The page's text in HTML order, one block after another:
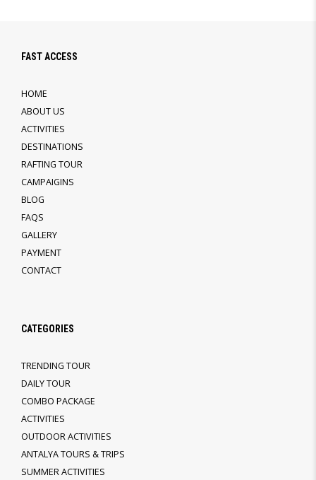
FAST ACCESS
HOME
ABOUT US
ACTIVITIES
DESTINATIONS
RAFTING TOUR
CAMPAIGINS
BLOG
FAQS
GALLERY
PAYMENT
CONTACT
CATEGORIES
TRENDING TOUR
DAILY TOUR
COMBO PACKAGE
ACTIVITIES
OUTDOOR ACTIVITIES
ANTALYA TOURS & TRIPS
SUMMER ACTIVITIES